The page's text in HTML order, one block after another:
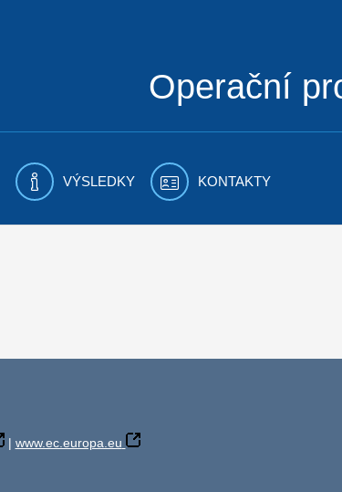
Operační
VÝSLEDKY KONTAKTY
| www.ec.europa.eu